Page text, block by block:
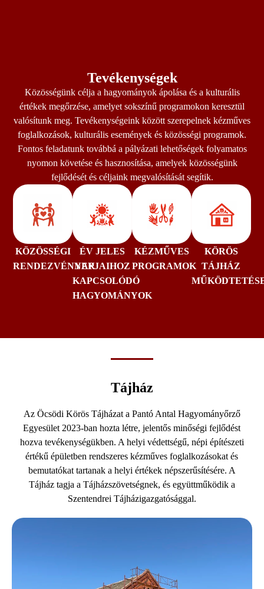
Tevékenységek
Közösségünk célja a hagyományok ápolása és a kulturális
értékek megőrzése, amelyet sokszínű programokon keresztül
valósítunk meg. Tevékenységeink között szerepelnek kézműves
foglalkozások, kulturális események és közösségi programok.
Fontos feladatunk továbbá a pályázati lehetőségek folyamatos
nyomon követése és hasznosítása, amelyek közösségünk
fejlődését és céljaink megvalósítását segítik.
KÖZÖSSÉGI
RENDEZVÉNYEK
ÉV JELES
NAPJAIHOZ
KAPCSOLÓDÓ
HAGYOMÁNYOK
KÉZMŰVES
PROGRAMOK
KÖRÖS
TÁJHÁZ
Tájház
Az Öcsödi Körös Tájházat a Pantó Antal Hagyományőrző
Egyesület 2023-ban hozta létre, jelentős minőségi fejlődést
hozva tevékenységükben. A helyi védettségű, népi építészeti
értékű épületben rendszeres kézműves foglalkozásokat és
bemutatókat tartanak a helyi értékek népszerűsítésére. A
Tájház tagja a Tájházszövetségnek, és együttműködik a
Szentendrei Tájházigazgatósággal.